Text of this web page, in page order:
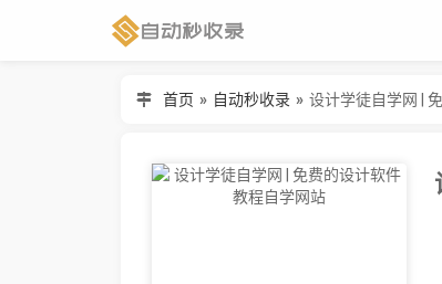
首页 » 自动秒收录 » 设计学徒自学网 |